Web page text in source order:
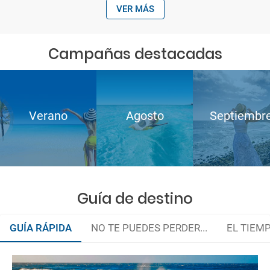
VER MÁS
Campañas destacadas
Verano Agosto
Guía de destino
GUÍA RÁPIDA NO TE PUEDES PERDER... EL
Descubre los secretos del Universo